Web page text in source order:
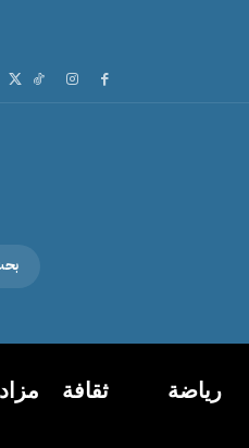
رياضة ثقافة